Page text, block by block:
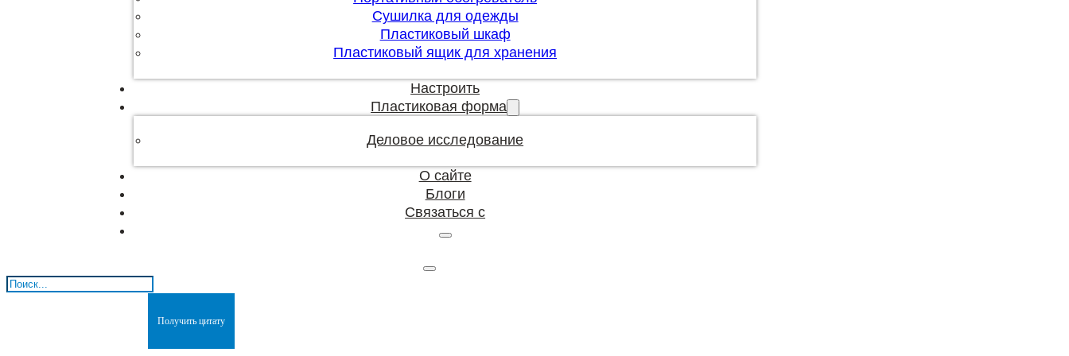
Сушилка для одежды
Пластиковый шкаф
Пластиковый ящик для хранения
Настроить
Пластиковая форма
Деловое исследование
О сайте
Блоги
Связаться с
Поиск
Получить цитату